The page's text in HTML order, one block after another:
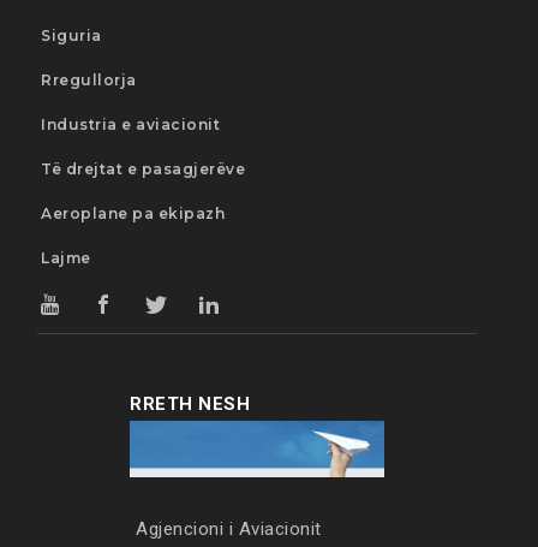
Siguria
Rregullorja
Industria e aviacionit
Të drejtat e pasagjerëve
Aeroplane pa ekipazh
Lajme
RRETH NESH
Agjencioni i Aviacionit